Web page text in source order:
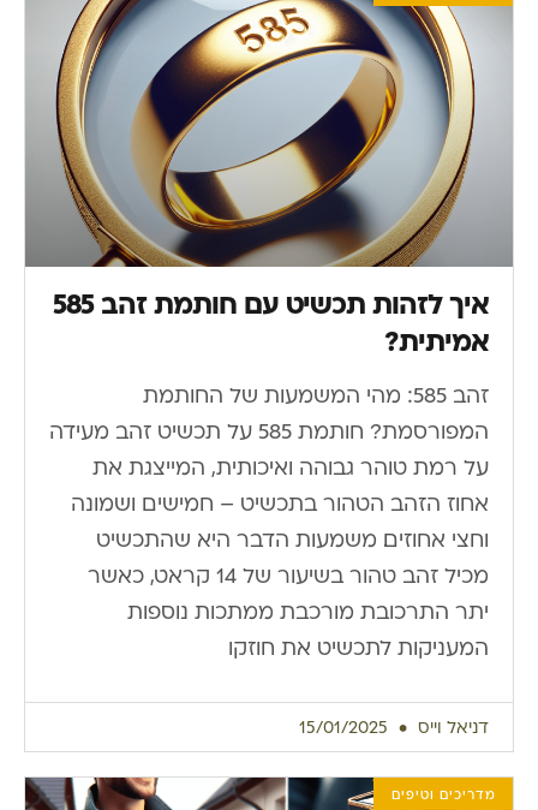
איך לזהות תכשיט עם חותמת זהב 585
אמיתית?
זהב 585: מהי המשמעות של החותמת
המפורסמת? חותמת 585 על תכשיט זהב מעידה
על רמת טוהר גבוהה ואיכותית, המייצגת את
אחוז הזהב הטהור בתכשיט – חמישים ושמונה
וחצי אחוזים. משמעות הדבר היא שהתכשיט
מכיל זהב טהור בשיעור של 14 קראט, כאשר
יתר התרכובת מורכבת ממתכות נוספות
המעניקות לתכשיט את חוזקו
דניאל וייס
מדריכים וטיפים